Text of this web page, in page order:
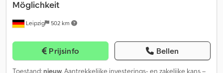
Leipzig 502 km
Möglichkeit
Prijsinfo Bellen
Toestand: nieuw, Aantrekkelijke investerings- en zakelijke kans –